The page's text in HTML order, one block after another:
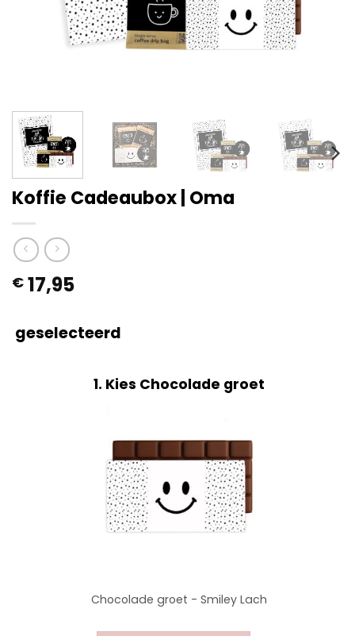
Koffie Cadeaubox | Oma
€ 17,95
geselecteerd
1 Kies Chocolade groet
Chocolade groet - Smiley Lach